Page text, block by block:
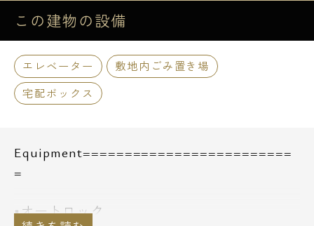
この建物の設備
エレベーター
敷地内ごみ置き場
宅配ボックス
Equipment=========================
=
■オートロック